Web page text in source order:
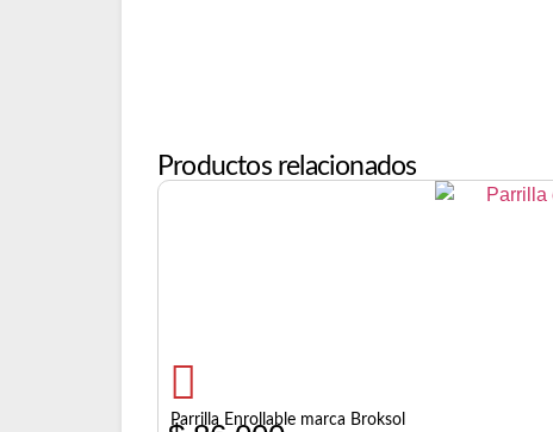
Productos relacionados
Parrilla Enrollable marca Broksol